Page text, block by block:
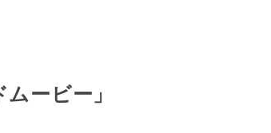
ービー」